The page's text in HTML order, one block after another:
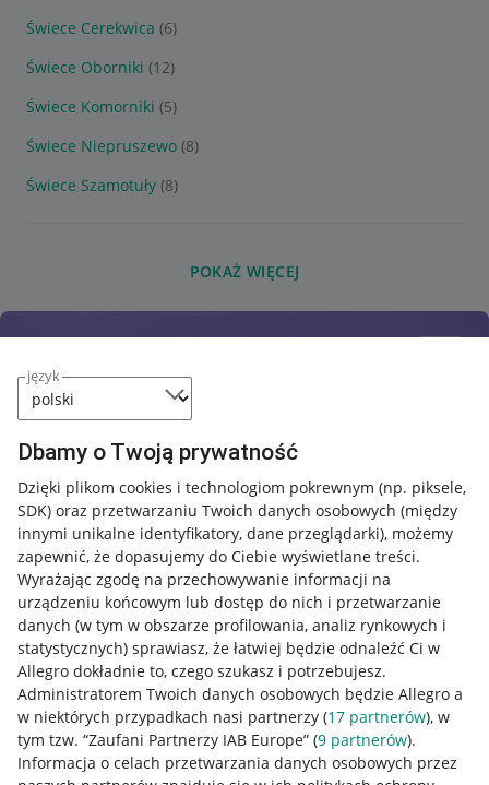
język
Dbamy o Twoją prywatność
Dzięki plikom cookies i technologiom pokrewnym (np. piksele,
SDK) oraz przetwarzaniu Twoich danych osobowych (między
innymi unikalne identyfikatory, dane przeglądarki), możemy
zapewnić, że dopasujemy do Ciebie wyświetlane treści.
Wyrażając zgodę na przechowywanie informacji na
urządzeniu końcowym lub dostęp do nich i przetwarzanie
danych (w tym w obszarze profilowania, analiz rynkowych i
statystycznych) sprawiasz, że łatwiej będzie odnaleźć Ci w
Allegro dokładnie to, czego szukasz i potrzebujesz.
Administratorem Twoich danych osobowych będzie Allegro a
w niektórych przypadkach nasi partnerzy (17 partnerów), w
tym tzw. “Zaufani Partnerzy IAB Europe” (9 partnerów).
Informacja o celach przetwarzania danych osobowych przez
Świece Cerekwica (6)
Świece Oborniki (12)
Świece Komorniki (5)
Świece Niepruszewo (8)
Świece Szamotuły (8)
POKAŻ WIĘCEJ
Przydatne informacje